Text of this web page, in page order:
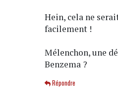
Hein, cela ne
facilement !
Mélenchon, une
Benzema ?
Répondre